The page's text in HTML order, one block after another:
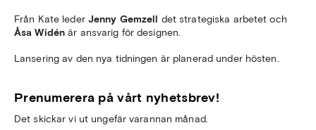
Från Kate leder Jenny Gemzell det strategiska arbetet och
Åsa Widén är ansvarig för designen.
Lansering av den nya tidningen är planerad under hösten.
Prenumerera på vårt nyhetsbrev!
Det skickar vi ut ungefär varannan månad.